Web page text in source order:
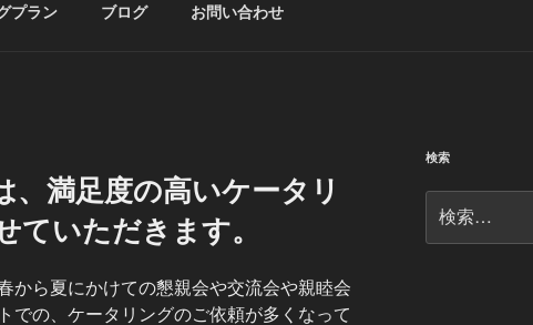
プラン ブログ お問い合わせ
、満足度の高いケータリ
ていただきます。
から夏にかけての懇親会や交流会や親睦会
での、ケータリングのご依頼が多くなって
検索
索: